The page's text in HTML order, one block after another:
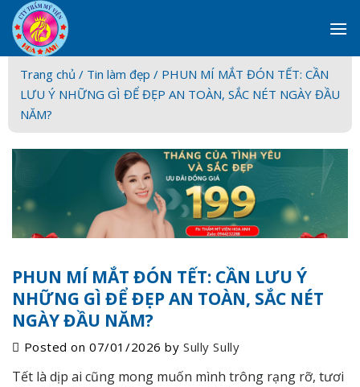
Skip
to
content
Trang chủ / Tin làm đẹp / PHUN MÍ MẮT ĐÓN TẾT: CẦN
LƯU Ý NHỮNG GÌ ĐỂ ĐẸP AN TOÀN, SẮC NÉT NGÀY ĐẦU
NĂM?
PHUN MÍ MẮT ĐÓN TẾT: CẦN LƯU Ý
NHỮNG GÌ ĐỂ ĐẸP AN TOÀN, SẮC NÉT
NGÀY ĐẦU NĂM?
Posted on07/01/2026 bySully Sully
Tết là dịp ai cũng mong muốn mình trông rạng rỡ, tươi